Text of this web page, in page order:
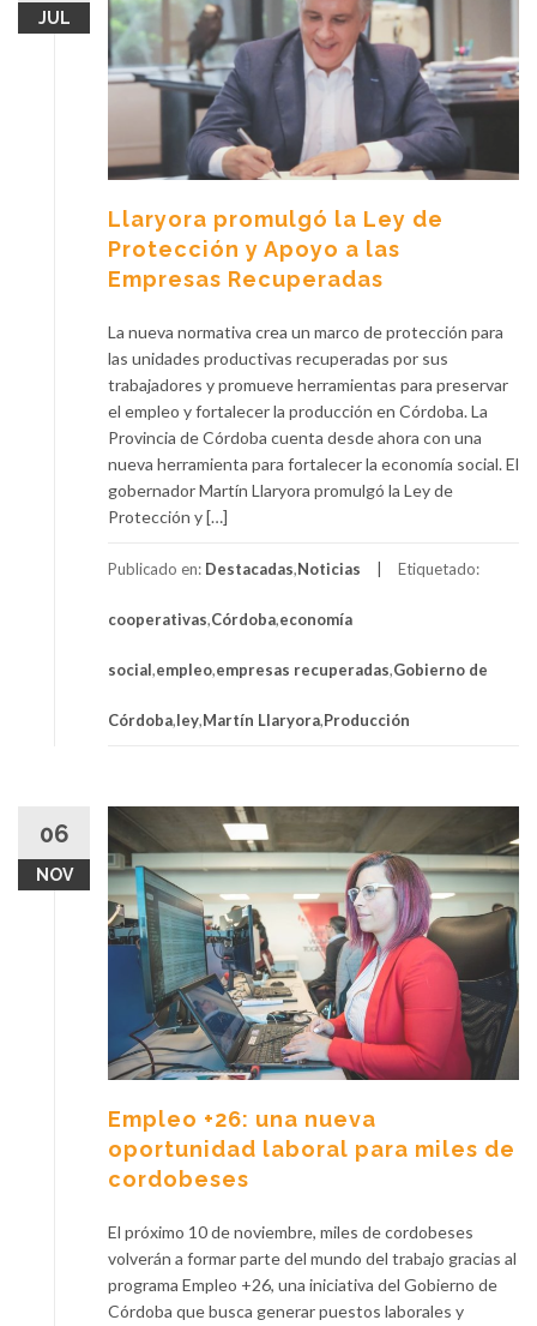
JUL
Llaryora promulgó la Ley de
Protección y Apoyo a las
Empresas Recuperadas
La nueva normativa crea un marco de protección para
las unidades productivas recuperadas por sus
trabajadores y promueve herramientas para preservar
el empleo y fortalecer la producción en Córdoba. La
Provincia de Córdoba cuenta desde ahora con una
nueva herramienta para fortalecer la economía social. El
gobernador Martín Llaryora promulgó la Ley de
Protección y […]
Publicado en: Destacadas,Noticias Etiquetado:
cooperativas,Córdoba,economía
social,empleo,empresas recuperadas,Gobierno de
Córdoba,ley,Martín Llaryora,Producción
06
NOV
Empleo +26: una nueva
oportunidad laboral para miles de
cordobeses
El próximo 10 de noviembre, miles de cordobeses
volverán a formar parte del mundo del trabajo gracias al
programa Empleo +26, una iniciativa del Gobierno de
Córdoba que busca generar puestos laborales y